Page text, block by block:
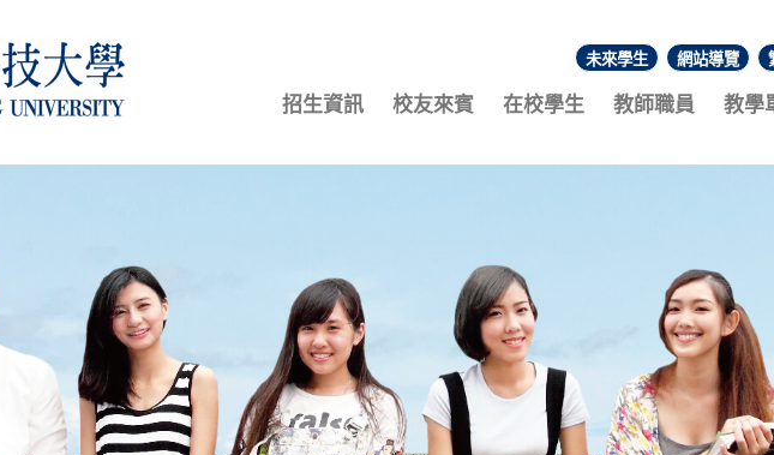
:::
未來學生 網站導覽
招生資訊 校友來賓 在校學生 教師職員 教學